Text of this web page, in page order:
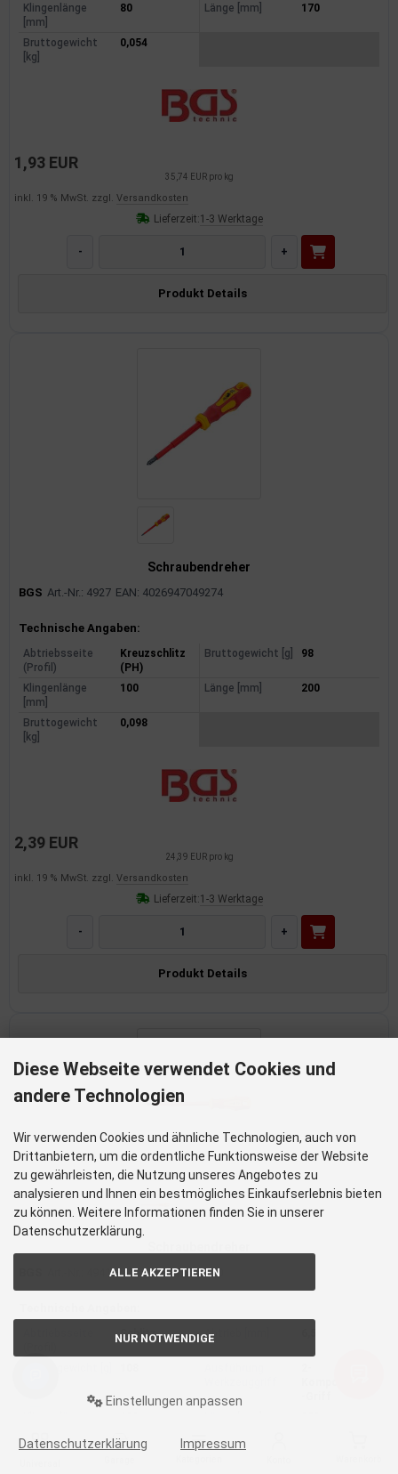
Klingenlänge
[mm]
80 Länge [mm] 170
Bruttogewicht
[kg]
0,054
1,93 EUR
35,74 EUR pro kg
inkl. 19 % MwSt. zzgl. Versandkosten
Lieferzeit:1-3 Werktage
- +
Produkt Details
Schraubendreher
BGS Art.-Nr.: 4927 EAN: 4026947049274
Produktinformationen
Technische Angaben:
Abtriebsseite
(Profil)
Kreuzschlitz
(PH)
Bruttogewicht [g] 98
Klingenlänge
[mm]
100 Länge [mm] 200
Bruttogewicht
[kg]
0,098
2,39 EUR
24,39 EUR pro kg
inkl. 19 % MwSt. zzgl. Versandkosten
Lieferzeit:1-3 Werktage
- +
Produkt Details
Art.-Nr.: 4941 EAN: 4026947049410
Schlitz Abtrieb [mm]
Bruttogewicht
0,108
Diese Webseite verwendet Cookies und
andere Technologien
Wir verwenden Cookies und ähnliche Technologien, auch von
Drittanbietern, um die ordentliche Funktionsweise der Website
zu gewährleisten, die Nutzung unseres Angebotes zu
analysieren und Ihnen ein bestmögliches Einkaufserlebnis bieten
zu können. Weitere Informationen finden Sie in unserer
Datenschutzerklärung.
ALLE AKZEPTIEREN
NUR NOTWENDIGE
Einstellungen anpassen
Datenschutzerklärung Impressum